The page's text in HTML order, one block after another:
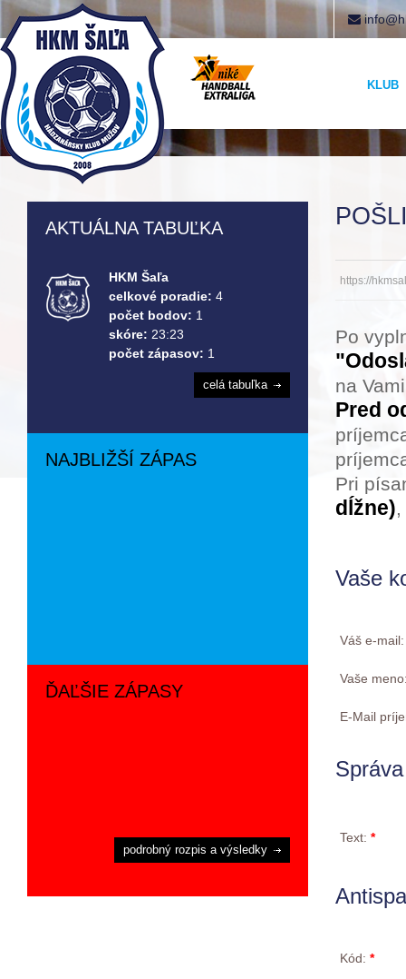
KLUB
https://
Po
na
Pred
Pri
dĺžne)
Vaše
Váš e-
Vaše
E-Mail
Správa
Text: *
Kód: *
AKTUÁLNA TABUĽKA
HKM Šaľa
celkové poradie: 4
počet bodov: 1
skóre: 23:23
počet zápasov: 1
celá tabuľka
NAJBLIŽŠÍ ZÁPAS
ĎAĽŠIE ZÁPASY
podrobný rozpis a výsledky